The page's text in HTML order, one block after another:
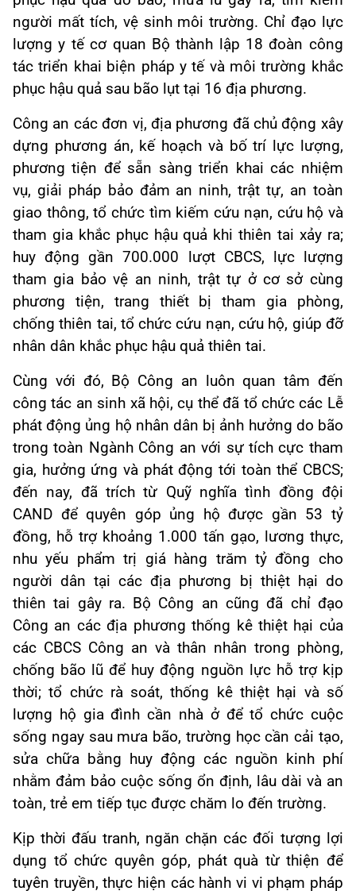
người mất tích, vệ sinh môi trường. Chỉ đạo lực
lượng y tế cơ quan Bộ thành lập 18 đoàn công
tác triển khai biện pháp y tế và môi trường khắc
phục hậu quả sau bão lụt tại 16 địa phương.
Công an các đơn vị, địa phương đã chủ động xây
dựng phương án, kế hoạch và bố trí lực lượng,
phương tiện để sẵn sàng triển khai các nhiệm
vụ, giải pháp bảo đảm an ninh, trật tự, an toàn
giao thông, tổ chức tìm kiếm cứu nạn, cứu hộ và
tham gia khắc phục hậu quả khi thiên tai xảy ra;
huy động gần 700.000 lượt CBCS, lực lượng
tham gia bảo vệ an ninh, trật tự ở cơ sở cùng
phương tiện, trang thiết bị tham gia phòng,
chống thiên tai, tổ chức cứu nạn, cứu hộ, giúp đỡ
nhân dân khắc phục hậu quả thiên tai.
Cùng với đó, Bộ Công an luôn quan tâm đến
công tác an sinh xã hội, cụ thể đã tổ chức các Lễ
phát động ủng hộ nhân dân bị ảnh hưởng do bão
trong toàn Ngành Công an với sự tích cực tham
gia, hưởng ứng và phát động tới toàn thể CBCS;
đến nay, đã trích từ Quỹ nghĩa tình đồng đội
CAND để quyên góp ủng hộ được gần 53 tỷ
đồng, hỗ trợ khoảng 1.000 tấn gạo, lương thực,
nhu yếu phẩm trị giá hàng trăm tỷ đồng cho
người dân tại các địa phương bị thiệt hại do
thiên tai gây ra. Bộ Công an cũng đã chỉ đạo
Công an các địa phương thống kê thiệt hại của
các CBCS Công an và thân nhân trong phòng,
chống bão lũ để huy động nguồn lực hỗ trợ kịp
thời; tổ chức rà soát, thống kê thiệt hại và số
lượng hộ gia đình cần nhà ở để tổ chức cuộc
sống ngay sau mưa bão, trường học cần cải tạo,
sửa chữa bằng huy động các nguồn kinh phí
nhằm đảm bảo cuộc sống ổn định, lâu dài và an
toàn, trẻ em tiếp tục được chăm lo đến trường.
Kịp thời đấu tranh, ngăn chặn các đối tượng lợi
dụng tổ chức quyên góp, phát quà từ thiện để
tuyên truyền, thực hiện các hành vi vi phạm pháp